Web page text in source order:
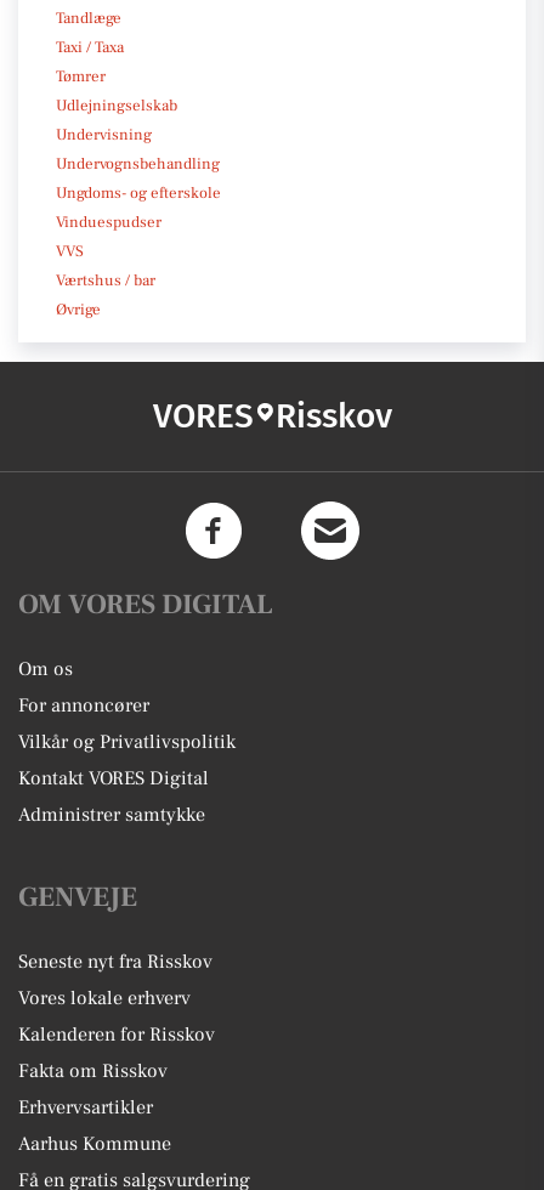
Tandlæge
Taxi / Taxa
Tømrer
Udlejningselskab
Undervisning
Undervognsbehandling
Ungdoms- og efterskole
Vinduespudser
VVS
Værtshus / bar
Øvrige
VORES Risskov
OM VORES DIGITAL
Om os
For annoncører
Vilkår og Privatlivspolitik
Kontakt VORES Digital
Administrer samtykke
GENVEJE
Seneste nyt fra Risskov
Vores lokale erhverv
Kalenderen for Risskov
Fakta om Risskov
Erhvervsartikler
Aarhus Kommune
Få en gratis salgsvurdering